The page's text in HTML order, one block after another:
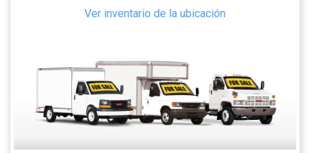
Ver inventario de la ubicación